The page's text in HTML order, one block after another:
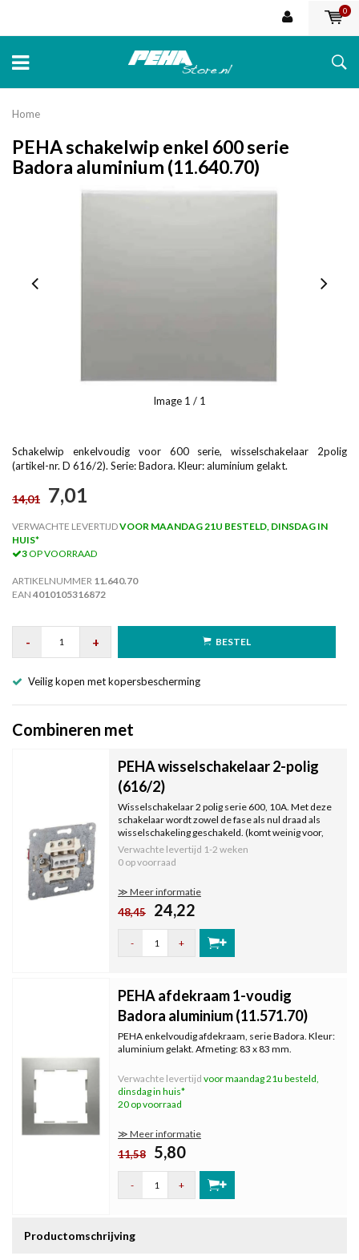
0
Home
PEHA schakelwip enkel 600 serie
Badora aluminium (11.640.70)
Image 1 / 1
Schakelwip enkelvoudig voor 600 serie, wisselschakelaar 2polig
(artikel-nr. D 616/2). Serie: Badora. Kleur: aluminium gelakt.
14,01 7,01
VERWACHTE LEVERTIJDVOOR MAANDAG 21U BESTELD, DINSDAG IN
HUIS*
3OP VOORRAAD
ARTIKELNUMMER 11.640.70
EAN 4010105316872
- + BESTEL
Veilig kopen met kopersbescherming
Combineren met
PEHA wisselschakelaar 2-polig
(616/2)
Wisselschakelaar 2 polig serie 600, 10A. Met deze
schakelaar wordt zowel de fase als nul draad als
wisselschakeling geschakeld. (komt weinig voor,
enkel als dit in bestek geëist wordt). Met
schroefcontacten voor de bedrading.
Verwachte levertijd 1-2 weken
0 op voorraad
≫ Meer informatie
48,45 24,22
- +
PEHA afdekraam 1-voudig
Badora aluminium (11.571.70)
PEHA enkelvoudig afdekraam, serie Badora. Kleur:
aluminium gelakt. Afmeting: 83 x 83 mm.
Verwachte levertijd voor maandag 21u besteld,
dinsdag in huis*
20 op voorraad
≫ Meer informatie
11,58 5,80
- +
Productomschrijving